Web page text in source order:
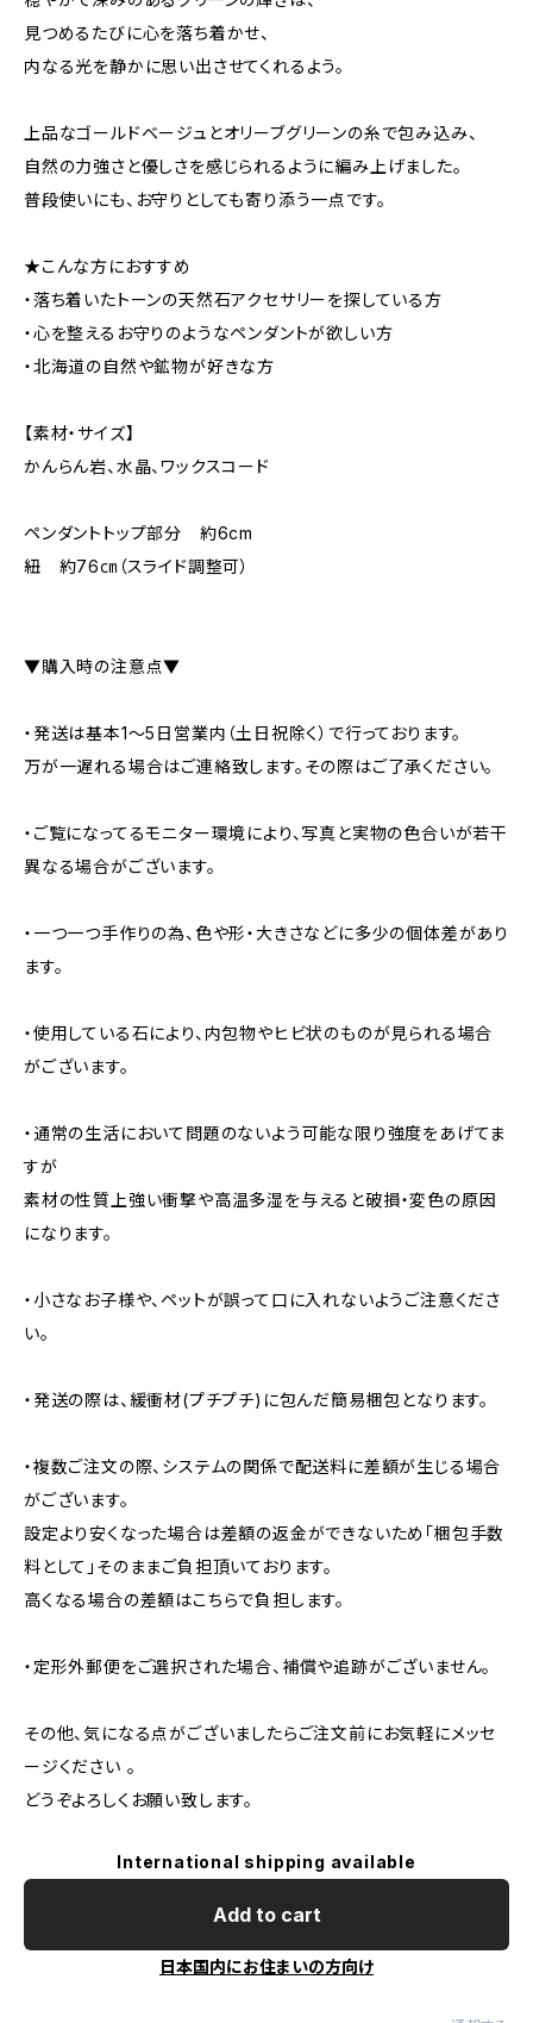
見つめるたびに心を落ち着かせ、
内なる光を静かに思い出させてくれるよう。
上品なゴールドベージュとオリーブグリーンの糸で包み込み、
自然の力強さと優しさを感じられるように編み上げました。
普段使いにも、お守りとしても寄り添う一点です。
★こんな方におすすめ
・落ち着いたトーンの天然石アクセサリーを探している方
・心を整えるお守りのようなペンダントが欲しい方
・北海道の自然や鉱物が好きな方
【素材・サイズ】
かんらん岩、水晶、ワックスコード
ペンダントトップ部分 約6cm
紐 約76㎝（スライド調整可）
▼購入時の注意点▼
・発送は基本1～5日営業内（土日祝除く）で行っております。
万が一遅れる場合はご連絡致します。その際はご了承ください。
・ご覧になってるモニター環境により、写真と実物の色合いが若干
異なる場合がございます。
・一つ一つ手作りの為、色や形・大きさなどに多少の個体差があり
ます。
・使用している石により、内包物やヒビ状のものが見られる場合
がございます。
・通常の生活において問題のないよう可能な限り強度をあげてま
すが
素材の性質上強い衝撃や高温多湿を与えると破損・変色の原因
になります。
・小さなお子様や、ペットが誤って口に入れないようご注意くださ
い。
・発送の際は、緩衝材(プチプチ)に包んだ簡易梱包となります。
・複数ご注文の際、システムの関係で配送料に差額が生じる場合
がございます。
設定より安くなった場合は差額の返金ができないため「梱包手数
料として」そのままご負担頂いております。
高くなる場合の差額はこちらで負担します。
・定形外郵便をご選択された場合、補償や追跡がございません。
その他、気になる点がございましたらご注文前にお気軽にメッセ
ージください 。
どうぞよろしくお願い致します。
International shipping available
Add to cart
日本国内にお住まいの方向け